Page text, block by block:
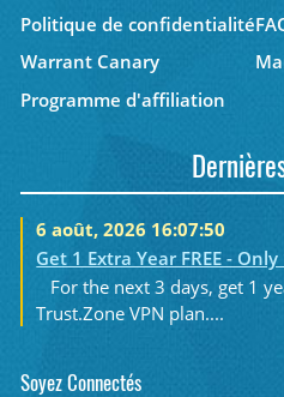
Politique de confidentialité
Warrant Canary
Programme d'affiliation
6 août, 2026 16:07:50
Get 1 Extra Year FREE -
For the next 3 days, get 1
Trust.Zone VPN plan....
Soyez Connectés